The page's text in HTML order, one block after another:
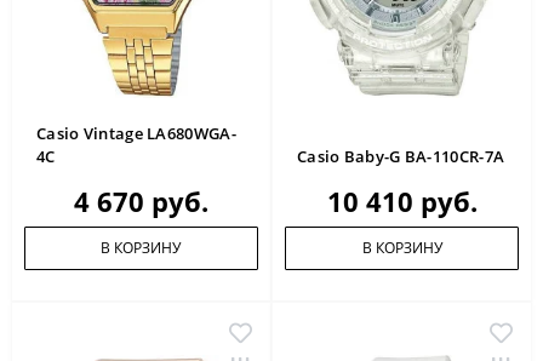
Casio Vintage LA680WGA-
4C
4 670 руб.
В КОРЗИНУ
Casio Baby-G BA-110CR-7A
10 410 руб.
В КОРЗИНУ